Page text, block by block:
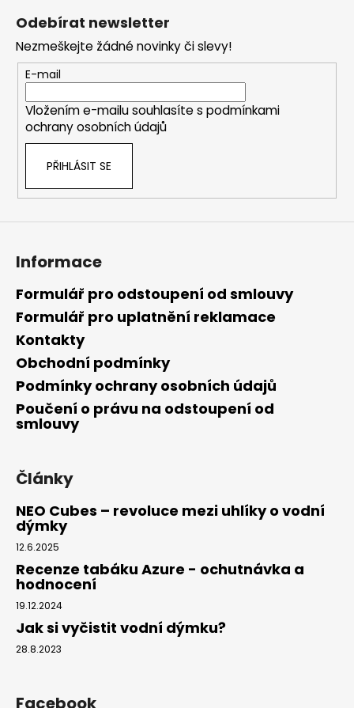
Odebírat newsletter
Nezmeškejte žádné novinky či slevy!
E-mail
Vložením e-mailu souhlasíte s podmínkami
ochrany osobních údajů
PŘIHLÁSIT SE
Informace
Formulář pro odstoupení od smlouvy
Formulář pro uplatnění reklamace
Kontakty
Obchodní podmínky
Podmínky ochrany osobních údajů
Poučení o právu na odstoupení od
smlouvy
Články
NEO Cubes – revoluce mezi uhlíky o vodní
dýmky
12.6.2025
Recenze tabáku Azure - ochutnávka a
hodnocení
19.12.2024
Jak si vyčistit vodní dýmku?
28.8.2023
Facebook